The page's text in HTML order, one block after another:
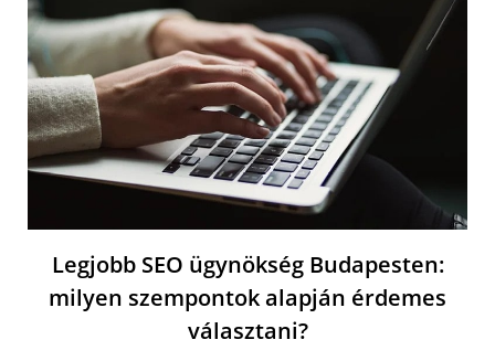
Legjobb SEO ügynökség Budapesten:
milyen szempontok alapján érdemes
választani?